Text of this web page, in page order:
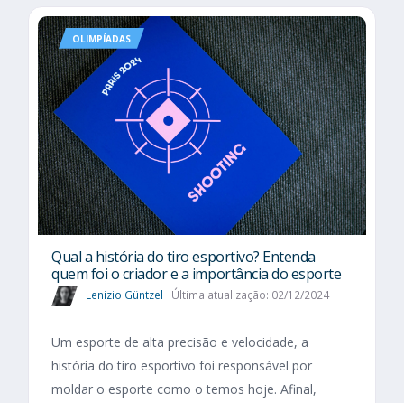
OLIMPÍADAS
Qual a história do tiro esportivo? Entenda
quem foi o criador e a importância do esporte
Lenizio Güntzel Última atualização: 02/12/2024
Um esporte de alta precisão e velocidade, a
história do tiro esportivo foi responsável por
moldar o esporte como o temos hoje. Afinal,